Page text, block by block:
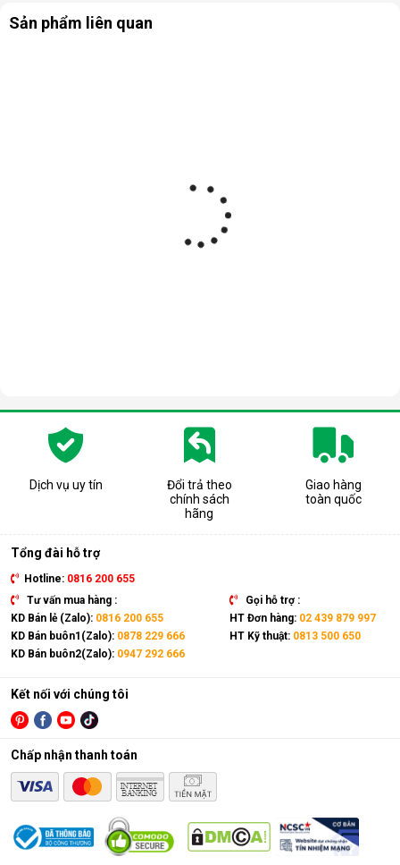
Sản phẩm liên quan
Dịch vụ uy tín
Đổi trả theo
chính sách
hãng
Giao hàng
toàn quốc
Tổng đài hỗ trợ
Hotline: 0816 200 655
Tư vấn mua hàng :
KD Bán lẻ (Zalo): 0816 200 655
KD Bán buôn1(Zalo): 0878 229 666
KD Bán buôn2(Zalo): 0947 292 666
Gọi hỗ trợ :
HT Đơn hàng: 02 439 879 997
HT Kỹ thuật: 0813 500 650
Kết nối với chúng tôi
Chấp nhận thanh toán